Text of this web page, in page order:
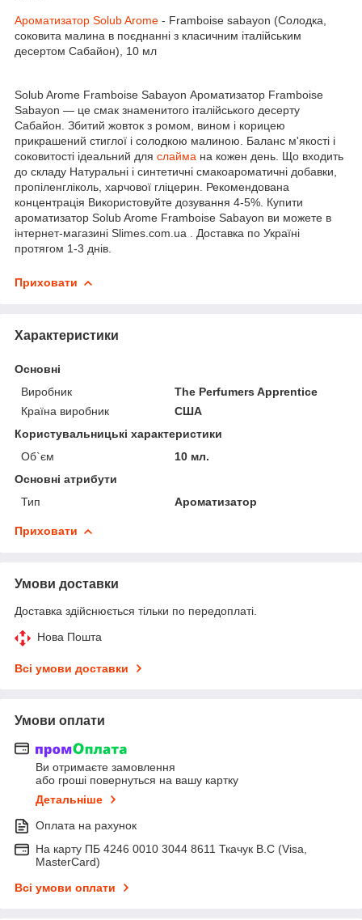
Ароматизатор Solub Arome - Framboise sabayon (Солодка,
соковита малина в поєднанні з класичним італійським
десертом Сабайон), 10 мл
Solub Arome Framboise Sabayon Ароматизатор Framboise
Sabayon — це смак знаменитого італійського десерту
Сабайон. Збитий жовток з ромом, вином і корицею
прикрашений стиглої і солодкою малиною. Баланс м'якості і
соковитості ідеальний для слайма на кожен день. Що входить
до складу Натуральні і синтетичні смакоароматичні добавки,
пропіленгліколь, харчової гліцерин. Рекомендована
концентрація Використовуйте дозування 4-5%. Купити
ароматизатор Solub Arome Framboise Sabayon ви можете в
інтернет-магазині Slimes.com.ua . Доставка по Україні
протягом 1-3 днів.
Приховати
Характеристики
Основні
Виробник
The Perfumers Apprentice
Країна виробник
США
Користувальницькі характеристики
Об`єм
10 мл.
Основні атрибути
Тип
Ароматизатор
Приховати
Умови доставки
Доставка здійснюється тільки по передоплаті.
Нова Пошта
Всі умови доставки
Умови оплати
Ви отримаєте замовлення
або гроші повернуться на вашу картку
Детальніше
Оплата на рахунок
На карту ПБ 4246 0010 3044 8611 Ткачук В.С (Visa,
MasterCard)
Всі умови оплати